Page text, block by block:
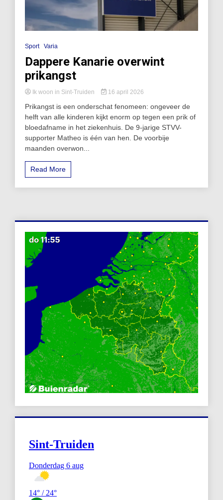
Sport Varia
Dappere Kanarie overwint
prikangst
Ik woon in Sint-Truiden 16 april 2026
Prikangst is een onderschat fenomeen: ongeveer de
helft van alle kinderen kijkt enorm op tegen een prik of
bloedafname in het ziekenhuis. De 9-jarige STVV-
supporter Matheo is één van hen. De voorbije
maanden overwon...
Read More